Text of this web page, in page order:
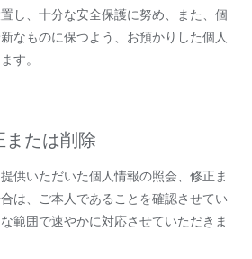
し、十分な安全保護に努め、また、個
なものに保つよう、お預かりした個人
す。
または削除
供いただいた個人情報の照会、修正ま
は、ご本人であることを確認させてい
範囲で速やかに対応させていただきま